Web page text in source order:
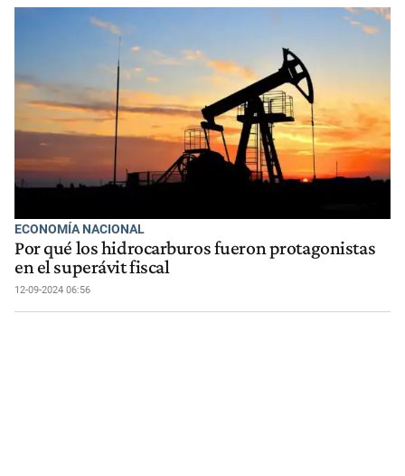
ECONOMÍA NACIONAL
Por qué los hidrocarburos fueron protagonistas
en el superávit fiscal
12-09-2024 06:56